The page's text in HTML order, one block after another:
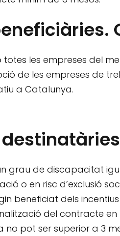
totes les empreses del
de les empreses de
a Catalunya.
grau de discapacitat
o en risc d’exclusió
beneficiat dels
del contracte en
no pot ser superior a 3